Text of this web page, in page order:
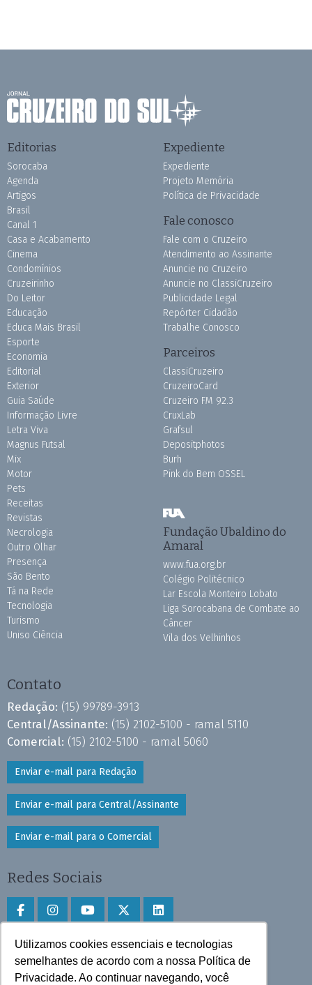
Utilizamos cookies essenciais e tecnologias
semelhantes de acordo com a nossa Política de
Privacidade. Ao continuar navegando, você
Editorias
Sorocaba
Agenda
Artigos
Brasil
Canal 1
Casa e Acabamento
Cinema
Condomínios
Cruzeirinho
Do Leitor
Educação
Educa Mais Brasil
Esporte
Economia
Editorial
Exterior
Guia Saúde
Informação Livre
Letra Viva
Magnus Futsal
Mix
Motor
Pets
Receitas
Revistas
Necrologia
Outro Olhar
Presença
São Bento
Tá na Rede
Tecnologia
Turismo
Uniso Ciência
Expediente
Expediente
Projeto Memória
Política de Privacidade
Fale conosco
Fale com o Cruzeiro
Atendimento ao Assinante
Anuncie no Cruzeiro
Anuncie no ClassiCruzeiro
Publicidade Legal
Repórter Cidadão
Trabalhe Conosco
Parceiros
ClassiCruzeiro
CruzeiroCard
Cruzeiro FM 92.3
CruxLab
Grafsul
Depositphotos
Burh
Pink do Bem OSSEL
Fundação Ubaldino do
Amaral
www.fua.org.br
Colégio Politécnico
Lar Escola Monteiro Lobato
Liga Sorocabana de Combate ao
Câncer
Vila dos Velhinhos
Contato
Redação: (15) 99789-3913
Central/Assinante: (15) 2102-5100 - ramal 5110
Comercial: (15) 2102-5100 - ramal 5060
Enviar e-mail para Redação
Enviar e-mail para Central/Assinante
Enviar e-mail para o Comercial
Redes Sociais
Faça download do aplicativo
Play Store e App Store